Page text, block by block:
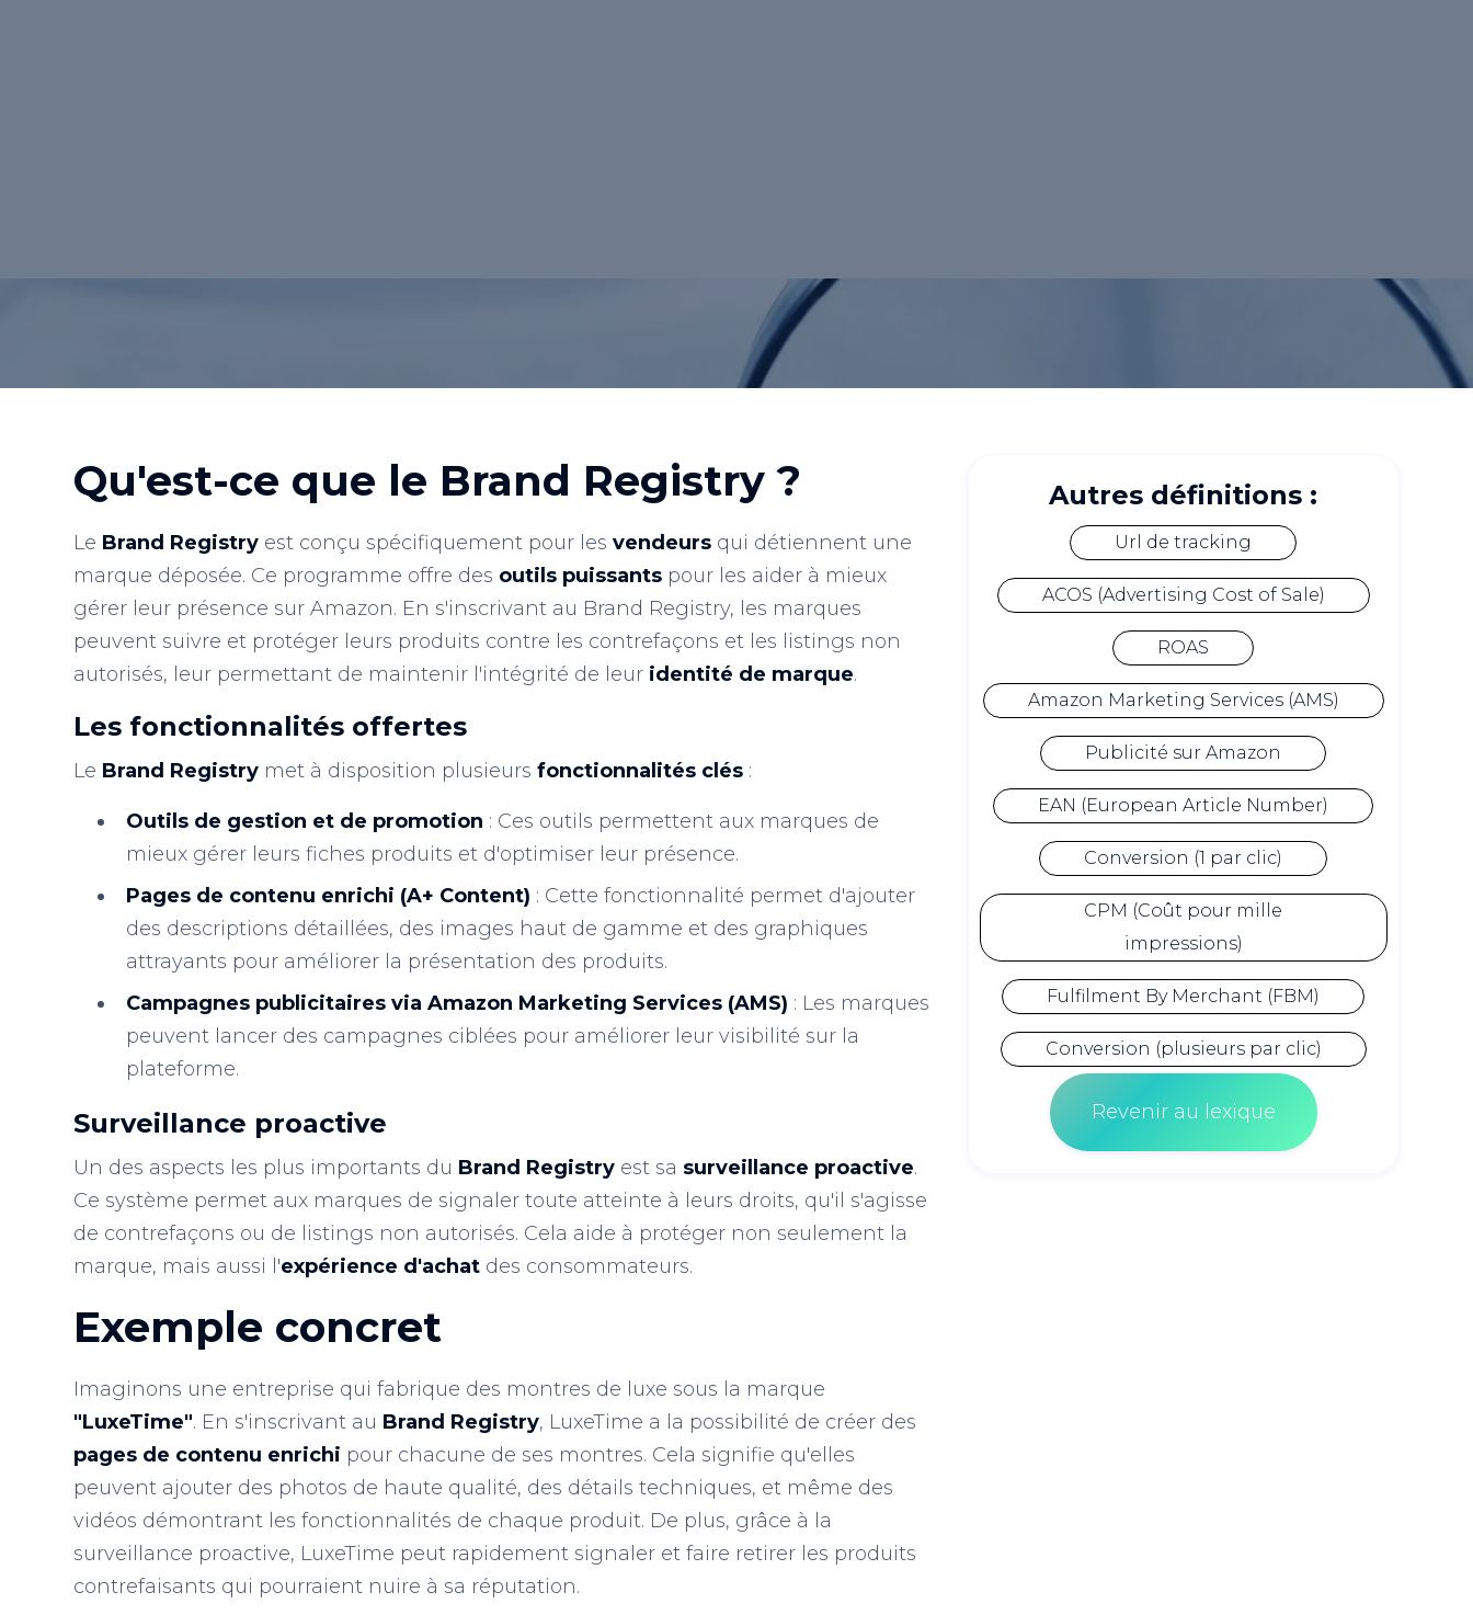
Qu'est-ce que le Brand Registry ?
Le Brand Registry est conçu spécifiquement pour lesvendeurs qui détiennent une
marque déposée. Ce programme offre des outils puissants pour les aider à mieux
gérer leur présence sur Amazon. En s'inscrivant au Brand Registry, les marques
peuvent suivre et protéger leurs produits contre les contrefaçons et les listings non
autorisés, leur permettant de maintenir l'intégrité de leur identité de marque.
Les fonctionnalités offertes
Le Brand Registry met à disposition plusieursfonctionnalités clés :
Outils de gestion et de promotion : Ces outils permettent aux marques de
mieux gérer leurs fiches produits et d'optimiser leur présence.
Pages de contenu enrichi (A+ Content) : Cette fonctionnalité permet d'ajouter
des descriptions détaillées, des images haut de gamme et des graphiques
attrayants pour améliorer la présentation des produits.
Campagnes publicitaires via Amazon Marketing Services (AMS) : Les marques
peuvent lancer des campagnes ciblées pour améliorer leur visibilité sur la
plateforme.
Surveillance proactive
Un des aspects les plus importants du Brand Registry est sa surveillance proactive.
Ce système permet aux marques de signaler toute atteinte à leurs droits, qu'il s'agisse
de contrefaçons ou de listings non autorisés. Cela aide à protéger non seulement la
marque, mais aussi l'expérience d'achat des consommateurs.
Exemple concret
Imaginons une entreprise qui fabrique des montres de luxe sous la marque
"LuxeTime". En s'inscrivant au Brand Registry, LuxeTime a la possibilité de créer des
pages de contenu enrichi pour chacune de ses montres. Cela signifie qu'elles
peuvent ajouter des photos de haute qualité, des détails techniques, et même des
vidéos démontrant les fonctionnalités de chaque produit. De plus, grâce à la
surveillance proactive, LuxeTime peut rapidement signaler et faire retirer les produits
contrefaisants qui pourraient nuire à sa réputation.
Autres définitions :
Url de tracking
ACOS (Advertising Cost of Sale)
ROAS
Amazon Marketing Services (AMS)
Publicité sur Amazon
EAN (European Article Number)
Conversion (1 par clic)
CPM (Coût pour mille
impressions)
Fulfilment By Merchant (FBM)
Conversion (plusieurs par clic)
Revenir au lexique